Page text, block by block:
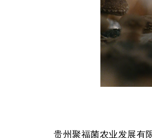
贵州聚福菌农业发展有限